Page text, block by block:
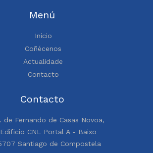
Menú
Inicio
Coñécenos
Actualidade
Contacto
Contacto
de Fernando de Casas Novoa,
Edificio CNL Portal A - Baixo
Santiago de Compostela